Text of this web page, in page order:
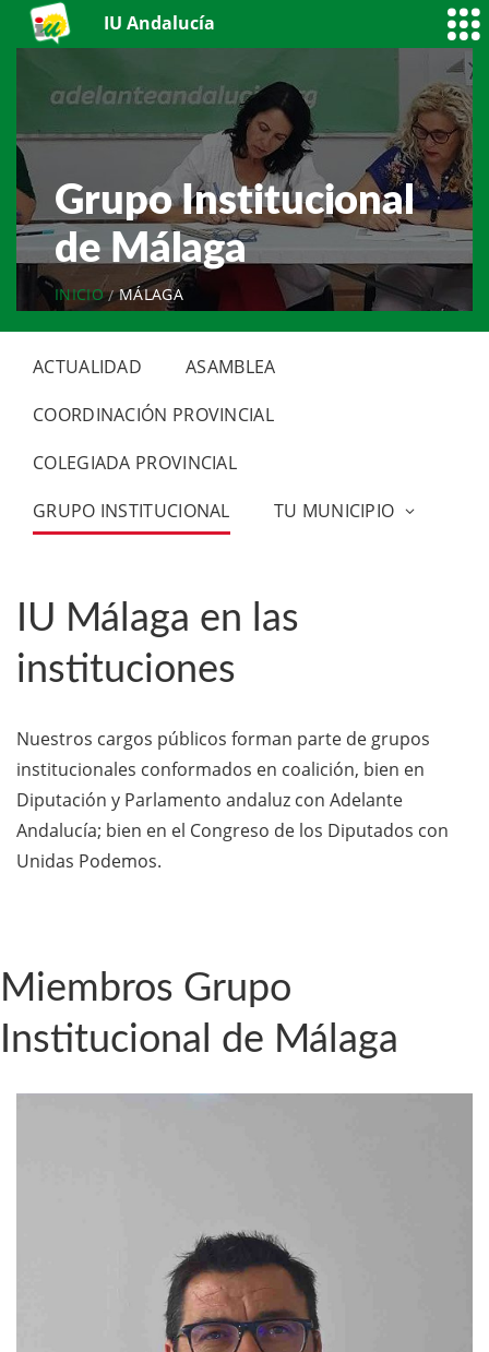
IU Andalucía
Grupo Institucional
de Málaga
INICIO MÁLAGA
ACTUALIDAD
ASAMBLEA
COORDINACIÓN PROVINCIAL
COLEGIADA PROVINCIAL
GRUPO INSTITUCIONAL
TU MUNICIPIO
IU Málaga en las
instituciones
Nuestros cargos públicos forman parte de grupos
institucionales conformados en coalición, bien en
Diputación y Parlamento andaluz con Adelante
Andalucía; bien en el Congreso de los Diputados con
Unidas Podemos.
Miembros Grupo
Institucional de Málaga